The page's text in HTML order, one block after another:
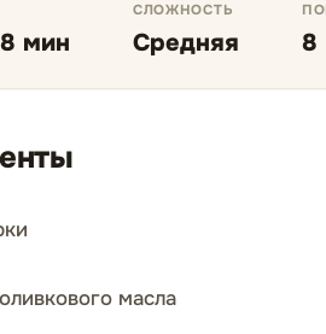
мин
СЛОЖНОСТЬ
Средняя 8
масла